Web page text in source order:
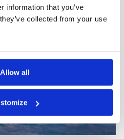
information that you’ve
collected from your use
Allow all